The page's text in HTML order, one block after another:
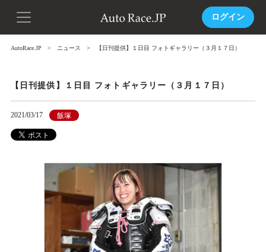
ログイン
AutoRace.JP ニュース 【日刊提供】１日目 フォトギャラリー（３月１７日）
【日刊提供】１日目 フォトギャラリー（３月１７日）
2021/03/17 飯塚